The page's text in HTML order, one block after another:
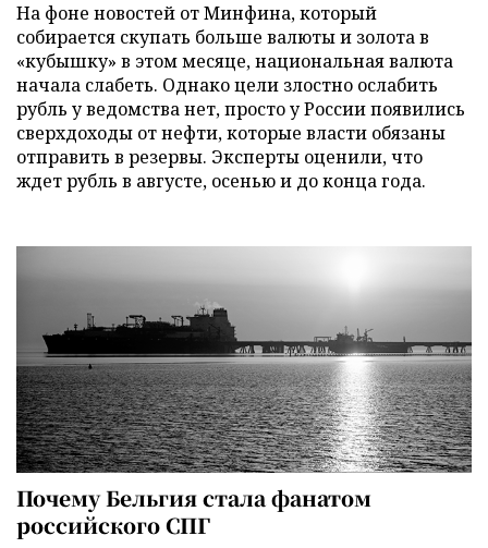
На фоне новостей от Минфина, который
собирается скупать больше валюты и золота в
«кубышку» в этом месяце, национальная валюта
начала слабеть. Однако цели злостно ослабить
рубль у ведомства нет, просто у России появились
сверхдоходы от нефти, которые власти обязаны
отправить в резервы. Эксперты оценили, что
ждет рубль в августе, осенью и до конца года.
Почему Бельгия стала фанатом
российского СПГ